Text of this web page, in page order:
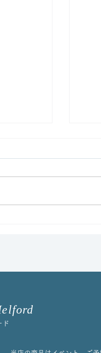
ド